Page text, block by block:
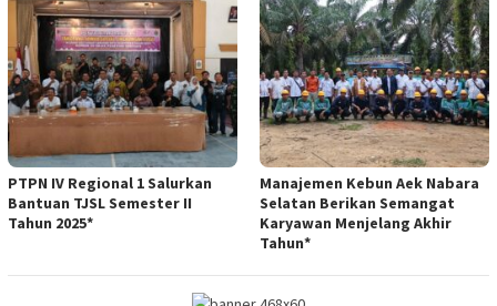
PTPN IV Regional 1 Salurkan
Bantuan TJSL Semester II
Tahun 2025*
Manajemen Kebun Aek Nabara
Selatan Berikan Semangat
Karyawan Menjelang Akhir
Tahun*